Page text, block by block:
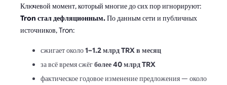
Ключевой момент, который многие до сих пор игнорируют:
Tron стал дефляционным.По данным сети и публичных
источников, Tron:
сжигает около1–1.2 млрд TRX в месяц
за всё время сжёгболее 40 млрд TRX
фактическое годовое изменение предложения — около